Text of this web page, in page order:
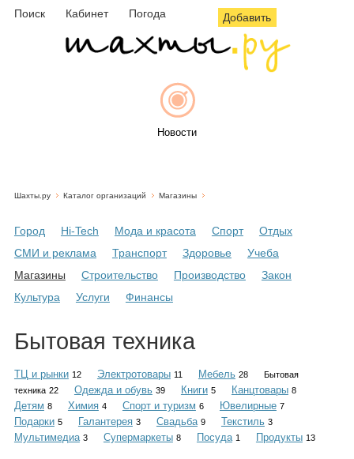
Поиск Кабинет Погода Добавить
Новости
Объявления
Инфо
Шахты.ру Каталог организаций Магазины
Город Hi-Tech Мода и красота Спорт
Отдых
СМИ и реклама
Транспорт Здоровье
Учеба
Магазины
Строительство Производство
Закон
Культура
Услуги Финансы
Бытовая техника
ТЦ и рынки 12 Электротовары 11 Мебель 28
Бытовая
техника 22 Одежда и обувь 39 Книги 5 Канцтовары 8
Детям 8 Химия 4 Спорт и туризм 6 Ювелирные 7
Подарки 5 Галантерея 3 Свадьба 9 Текстиль 3
Мультимедиа 3 Супермаркеты 8 Посуда 1 Продукты 13